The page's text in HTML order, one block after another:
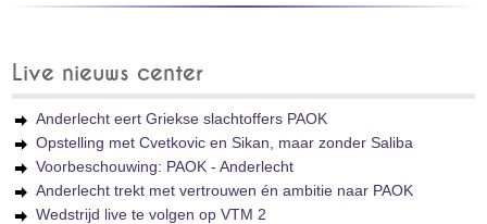
Live nieuws center
Anderlecht eert Griekse slachtoffers PAOK
Opstelling met Cvetkovic en Sikan, maar zonder Saliba
Voorbeschouwing: PAOK - Anderlecht
Anderlecht trekt met vertrouwen én ambitie naar PAOK
Wedstrijd live te volgen op VTM 2